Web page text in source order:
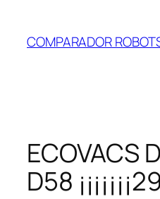
contenido
COMPARADOR
ECOVACS
D58